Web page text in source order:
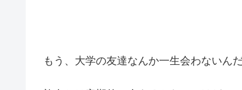
もう、大学の友達なんか一生会わないん